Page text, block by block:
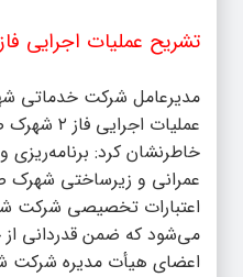
تشریح عملیات اجرایی
مدیرعامل شرکت خدماتی
عملیات
خاطرنشان کرد: برنامه‌ریزی
عمرانی و زیرساختی شهرک
اعتبارات تخصیصی شرکت
می‌شود که ضمن قدردانی
اعضای هیأت مدیره شرکت